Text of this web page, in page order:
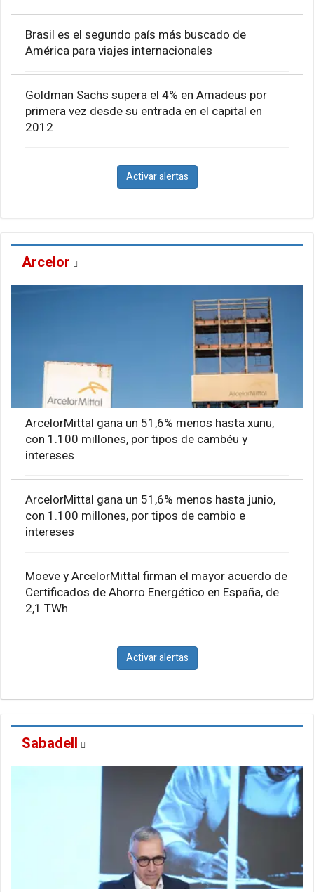
Brasil es el segundo país más buscado de
América para viajes internacionales
Goldman Sachs supera el 4% en Amadeus por
primera vez desde su entrada en el capital en
2012
Activar alertas
Arcelor
ArcelorMittal gana un 51,6% menos hasta xunu,
con 1.100 millones, por tipos de cambéu y
intereses
ArcelorMittal gana un 51,6% menos hasta junio,
con 1.100 millones, por tipos de cambio e
intereses
Moeve y ArcelorMittal firman el mayor acuerdo de
Certificados de Ahorro Energético en España, de
2,1 TWh
Activar alertas
Sabadell